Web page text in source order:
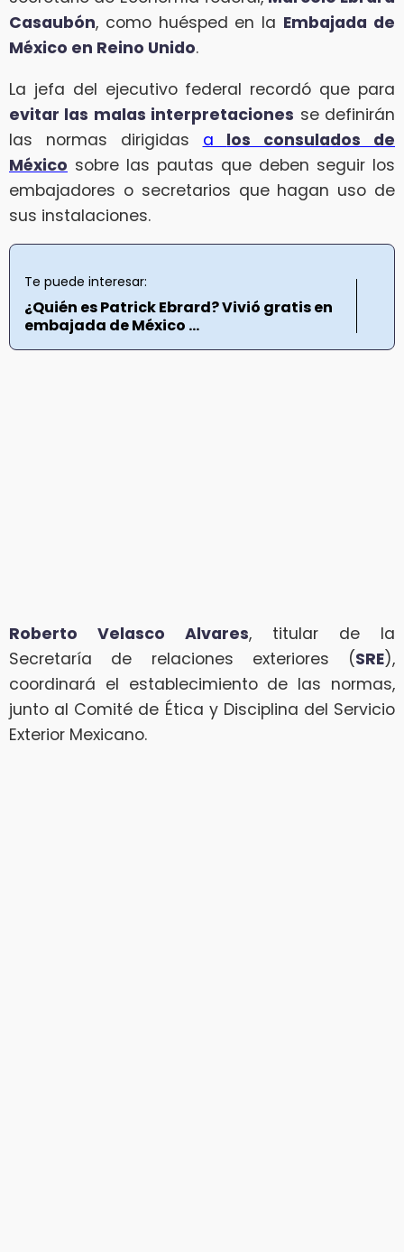
Casaubón, como huésped en la Embajada de
México en Reino Unido.
La jefa del ejecutivo federal recordó que para
evitar las malas interpretaciones se definirán
las normas dirigidas a los consulados de
México sobre las pautas que deben seguir los
embajadores o secretarios que hagan uso de
sus instalaciones.
Te puede interesar:
¿Quién es Patrick Ebrard? Vivió gratis en
embajada de México ...
Roberto Velasco Alvares, titular de la
Secretaría de relaciones exteriores (SRE),
coordinará el establecimiento de las normas,
junto al Comité de Ética y Disciplina del Servicio
Exterior Mexicano.